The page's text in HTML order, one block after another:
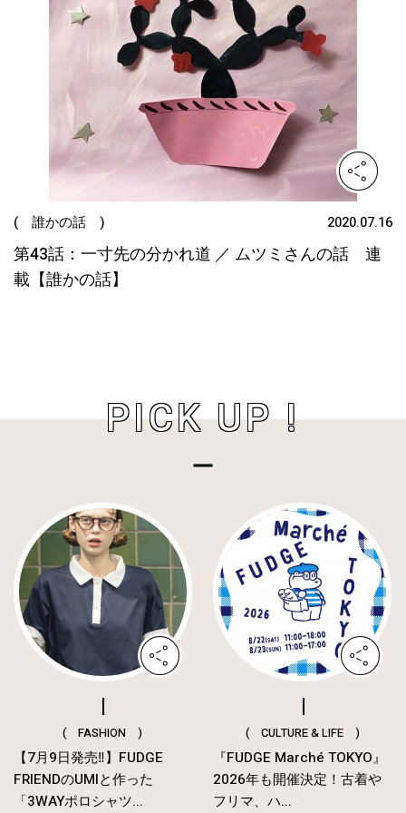
( 誰かの話 ) 2020.07.16
第43話：一寸先の分かれ道 ／ ムツミさんの話 連
載【誰かの話】
PICK UP !
( FASHION )
【7月9日発売‼︎】FUDGE
FRIENDのUMIと作った
「3WAYポロシャツ...
( CULTURE & LIFE )
『FUDGE Marché TOKYO』
2026年も開催決定！古着や
フリマ、ハ...